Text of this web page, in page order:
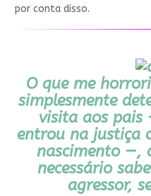
por conta disso.
O que me
simplesmente
visita aos pais
entrou na justiça
nascimento —,
necessário
agressor,